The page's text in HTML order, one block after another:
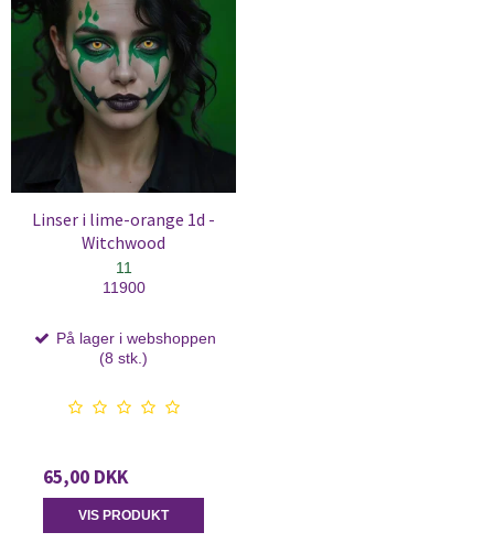
Linser i lime-orange 1d -
Witchwood
11
11900
På lager i webshoppen
(8 stk.)
65,00 DKK
VIS PRODUKT